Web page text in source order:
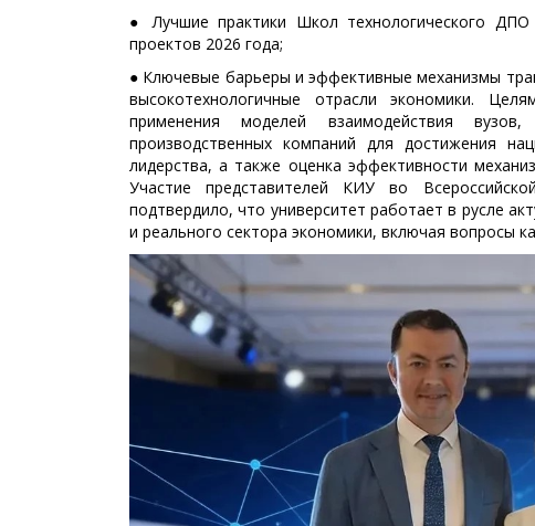
● Лучшие практики Школ технологического
проектов 2026 года;
● Ключевые барьеры и эффективные механизмы
высокотехнологичные отрасли экономики.
применения моделей взаимодействия
производственных компаний для достижения
лидерства, а также оценка эффективности
Участие представителей КИУ во
подтвердило, что университет работает в русле
и реального сектора экономики, включая вопросы